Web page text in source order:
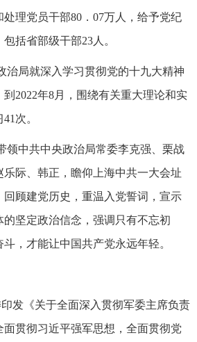
理党员干部80．07万人，给予党纪
括省部级干部23人。
治局就深入学习贯彻党的十九大精神
2022年8月，围绕有关重大理论和实
次。
领中共中央政治局常委李克强、栗战
际、韩正，瞻仰上海中共一大会址
顾建党历史，重温入党誓词，宣示
坚定政治信念，强调只有不忘初
，才能让中国共产党永远年轻。
发《关于全面深入贯彻军委主席负责
贯彻习近平强军思想，全面贯彻党